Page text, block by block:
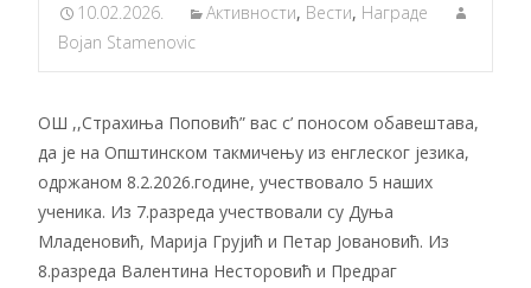
10.02.2026. Активности, Вести, Награде
Bojan Stamenovic
ОШ ,,Страхиња Поповић” вас с’ поносом обавештава,
да је на Општинском такмичењу из енглеског језика,
одржаном 8.2.2026.године, учествовало 5 наших
ученика. Из 7.разреда учествовали су Дуња
Младеновић, Марија Грујић и Петар Јовановић. Из
8.разреда Валентина Несторовић и Предраг